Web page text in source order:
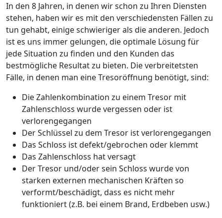
In den 8 Jahren, in denen wir schon zu Ihren Diensten
stehen, haben wir es mit den verschiedensten Fällen zu
tun gehabt, einige schwieriger als die anderen. Jedoch
ist es uns immer gelungen, die optimale Lösung für
jede Situation zu finden und den Kunden das
bestmögliche Resultat zu bieten. Die verbreitetsten
Fälle, in denen man eine Tresoröffnung benötigt, sind:
Die Zahlenkombination zu einem Tresor mit
Zahlenschloss wurde vergessen oder ist
verlorengegangen
Der Schlüssel zu dem Tresor ist verlorengegangen
Das Schloss ist defekt/gebrochen oder klemmt
Das Zahlenschloss hat versagt
Der Tresor und/oder sein Schloss wurde von
starken externen mechanischen Kräften so
verformt/beschädigt, dass es nicht mehr
funktioniert (z.B. bei einem Brand, Erdbeben usw.)